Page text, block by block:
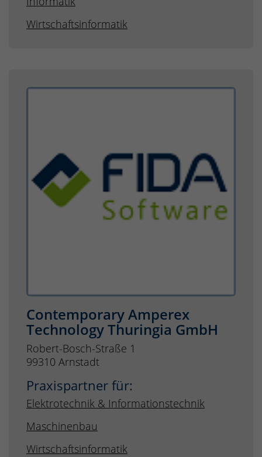
Wirtschaftsinformatik
Contemporary Amperex
Technology Thuringia GmbH
Robert-Bosch-Straße 1
99310 Arnstadt
Praxispartner für:
Elektrotechnik & Informationstechnik
Maschinenbau
Wirtschaftsinformatik